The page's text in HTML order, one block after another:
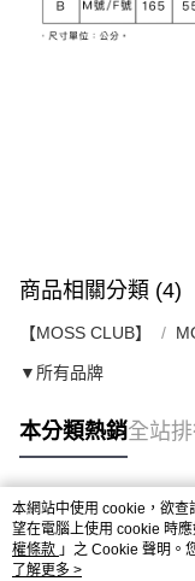
商品相關分類 (4)
【MOSS CLUB】
▼所有品牌
本分類熱銷全站
熱門標籤
本網站中使用 cookie，欲
望在電腦上使用 cookie 時
權條款 」之 Cookie 聲明。
用條款之 Cookie 聲明使用
了解更多 >